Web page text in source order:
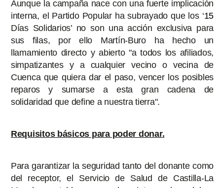
Aunque la campaña nace con una fuerte implicación
interna, el Partido Popular ha subrayado que los ‘15
Días Solidarios’ no son una acción exclusiva para
sus filas, por ello Martín-Buro ha hecho un
llamamiento directo y abierto "a todos los afiliados,
simpatizantes y a cualquier vecino o vecina de
Cuenca que quiera dar el paso, vencer los posibles
reparos y sumarse a esta gran cadena de
solidaridad que define a nuestra tierra".
Requisitos básicos para poder donar.
Para garantizar la seguridad tanto del donante como
del receptor, el Servicio de Salud de Castilla-La